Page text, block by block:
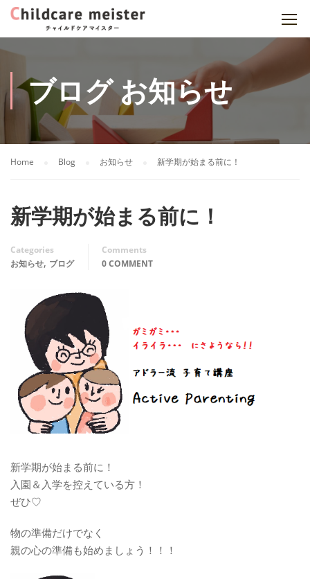
ブログ お知らせ
Home Blog お知らせ 新学期が始まる前に！
新学期が始まる前に！
Categories
お知らせ, ブログ
Comments
0 COMMENT
新学期が始まる前に！
入園＆入学を控えている方！
ぜひ♡
物の準備だけでなく
親の心の準備も始めましょう！！！